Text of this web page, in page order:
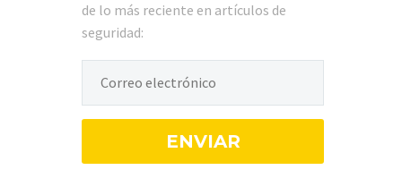
de lo más reciente en artículos de
seguridad: